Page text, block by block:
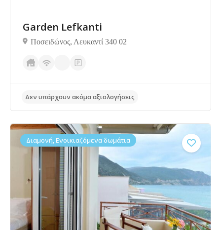
Δεν υπάρχουν ακόμα αξιολογήσεις
Garden Lefkanti
Ποσειδώνος, Λευκαντί 340 02
Διαμονή, Ενοικιαζόμενα δωμάτια